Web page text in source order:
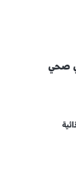
صحي